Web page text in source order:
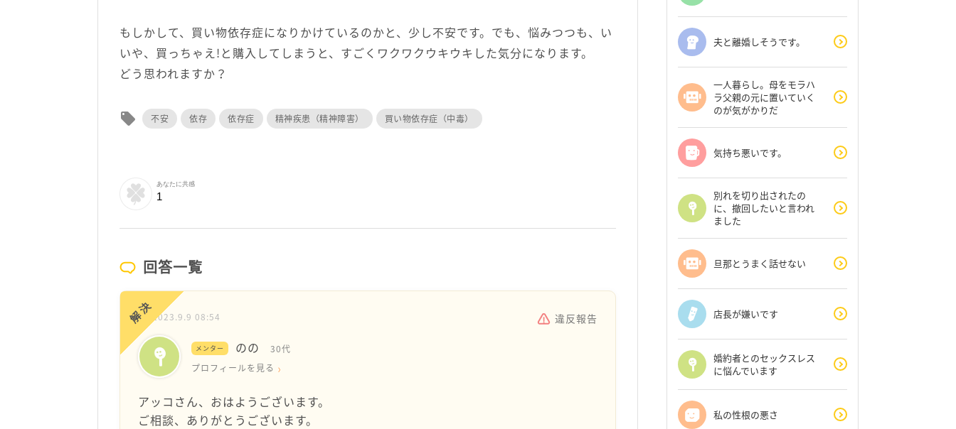
もしかして、買い物依存症になりかけているのかと、少し不安です。でも、悩みつつも、い
いや、買っちゃえ!と購入してしまうと、すごくワクワクウキウキした気分になります。
どう思われますか？
local_offer 不安 依存 依存症 精神疾患（精神障害） 買い物依存症（中毒）
あなたに共感
1
回答一覧
解決2023.9.9 08:54 違反報告
メンター のの
30代
プロフィールを見る
アッコさん、おはようございます。
ご相談、ありがとうございます。
夫と離婚しそうです。
一人暮らし。母をモラハ
ラ父親の元に置いていく
のが気がかりだ
気持ち悪いです。
別れを切り出されたの
に、撤回したいと言われ
ました
旦那とうまく話せない
店長が嫌いです
婚約者とのセックスレス
に悩んでいます
私の性根の悪さ